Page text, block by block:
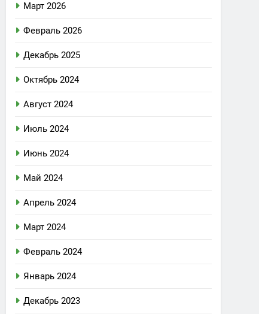
Март 2026
Февраль 2026
Декабрь 2025
Октябрь 2024
Август 2024
Июль 2024
Июнь 2024
Май 2024
Апрель 2024
Март 2024
Февраль 2024
Январь 2024
Декабрь 2023